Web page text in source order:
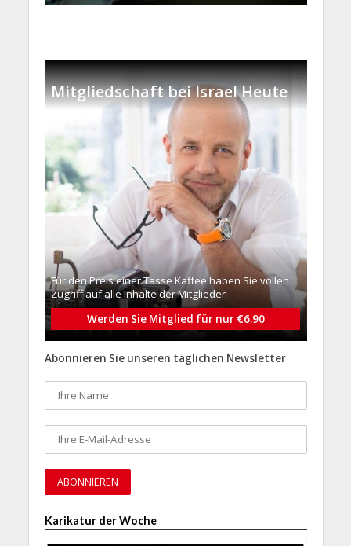
Mitgliedschaft bei Israel Heute
Für den Preis einer Tasse Kaffee haben Sie vollen
Zugriff auf alle Inhalte der Mitglieder
Werden Sie Mitglied für nur €6.90
Abonnieren Sie unseren täglichen Newsletter
Karikatur der Woche